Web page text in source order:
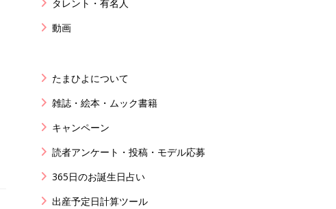
タレント・有名人
動画
たまひよについて
雑誌・絵本・ムック書籍
キャンペーン
読者アンケート・投稿・モデル応募
365日のお誕生日占い
出産予定日計算ツール